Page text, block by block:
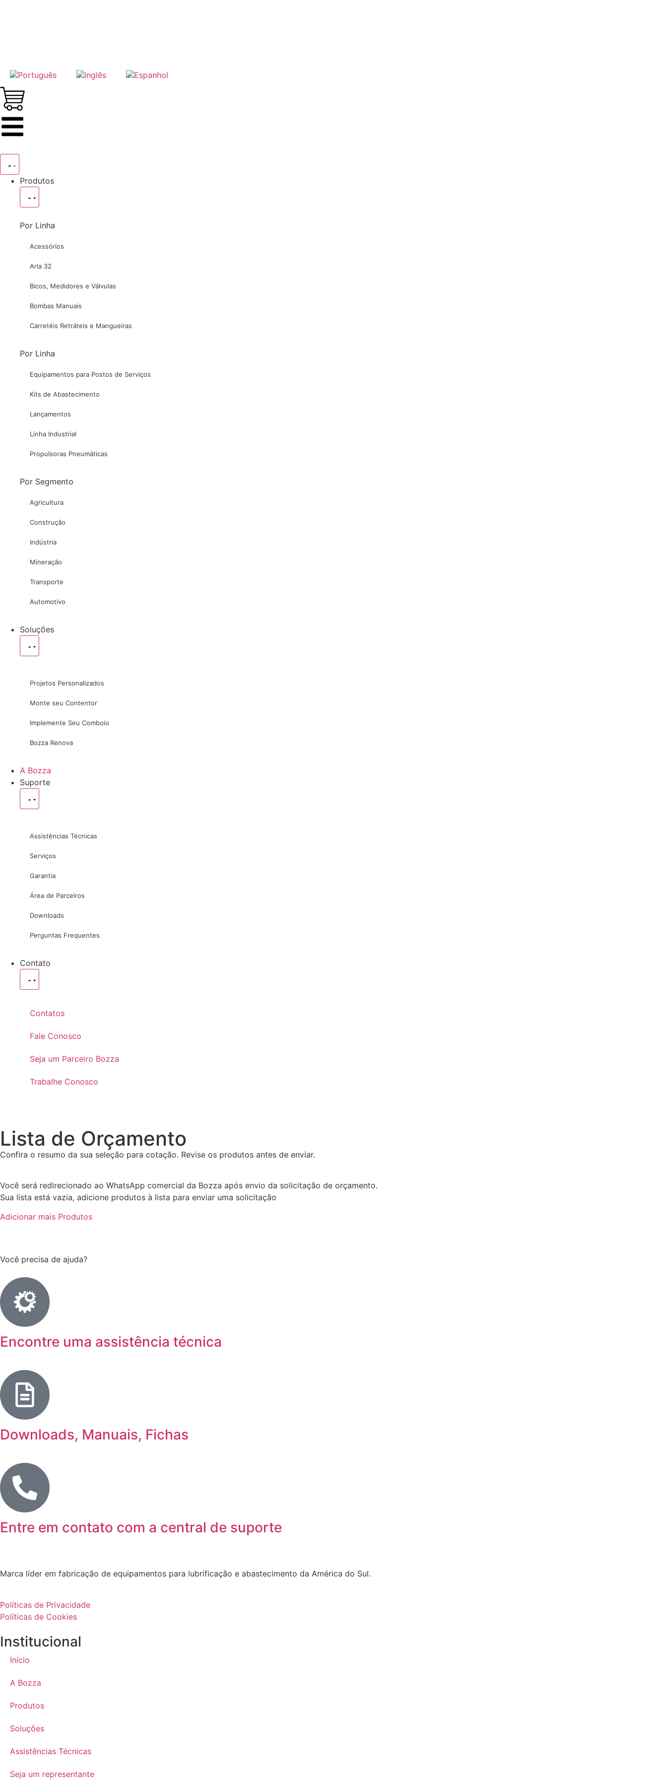
Produtos
Por Linha
Acessórios
Arla 32
Bicos, Medidores e Válvulas
Bombas Manuais
Carretéis Retráteis e Mangueiras
Por Linha
Equipamentos para Postos de Serviços
Kits de Abastecimento
Lançamentos
Linha Industrial
Propulsoras Pneumáticas
Por Segmento
Agricultura
Construção
Indústria
Mineração
Transporte
Automotivo
Soluções
Projetos Personalizados
Monte seu Contentor
Implemente Seu Comboio
Bozza Renova
A Bozza
Suporte
Assistências Técnicas
Serviços
Garantia
Área de Parceiros
Downloads
Perguntas Frequentes
Contato
Contatos
Fale Conosco
Seja um Parceiro Bozza
Trabalhe Conosco
Lista de Orçamento
Confira o resumo da sua seleção para cotação. Revise os produtos antes de enviar.
Você será redirecionado ao WhatsApp comercial da Bozza após envio da solicitação de orçamento.
Sua lista está vazia, adicione produtos à lista para enviar uma solicitação
Adicionar mais Produtos
Você precisa de ajuda?
Encontre uma assistência técnica
Downloads, Manuais, Fichas
Entre em contato com a central de suporte
Marca líder em fabricação de equipamentos para lubrificação e abastecimento da América do Sul.
Políticas de Privacidade
Políticas de Cookies
Institucional
Início
A Bozza
Produtos
Soluções
Assistências Técnicas
Seja um representante